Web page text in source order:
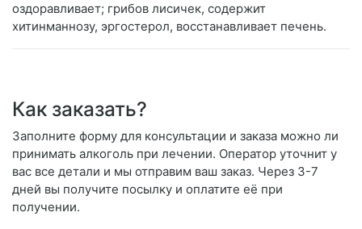
оздоравливает; грибов лисичек, содержит
хитинманнозу, эргостерол, восстанавливает печень.
Как заказать?
Заполните форму для консультации и заказа можно ли
принимать алкоголь при лечении. Оператор уточнит у
вас все детали и мы отправим ваш заказ. Через 3-7
дней вы получите посылку и оплатите её при
получении.